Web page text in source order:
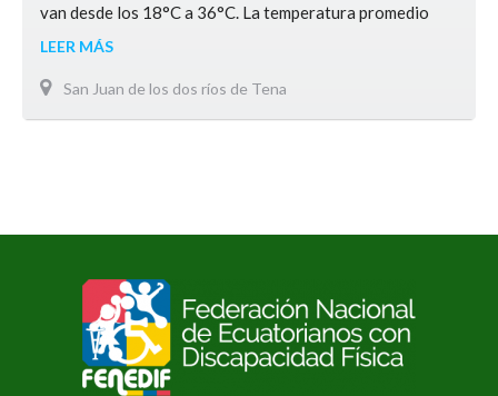
van desde los 18°C a 36°C. La temperatura promedio
anual es 23°C. Debido a que las estaciones del año no
dos estaciones.
LEER MÁS
San Juan de los dos ríos de Tena